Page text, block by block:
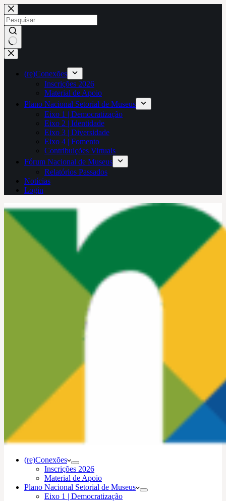
Pular
para
o
conteúdo
Sem
resultados
(re)Conexões
Inscrições 2026
Material de Apoio
Plano Nacional Setorial de Museus
Eixo 1 | Democratização
Eixo 2 | Identidade
Eixo 3 | Diversidade
Eixo 4 | Fomento
Contribuições Virtuais
Fórum Nacional de Museus
Relatórios Passados
Notícias
Login
(re)Conexões
Inscrições 2026
Material de Apoio
Plano Nacional Setorial de Museus
Eixo 1 | Democratização